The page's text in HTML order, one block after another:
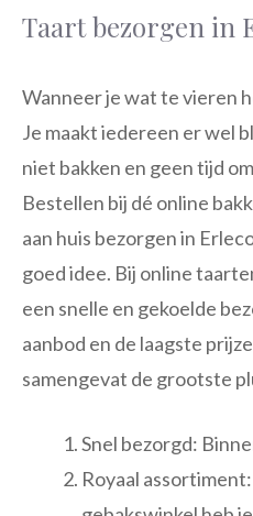
Taart bezorgen in
Wanneer je wat te vieren
Je maakt iedereen er wel
niet bakken en geen tijd
Bestellen bij dé online
aan huis bezorgen in
goed idee. Bij online
een snelle en gekoelde
aanbod en de laagste
samengevat de grootste
Snel bezorgd:
Royaal